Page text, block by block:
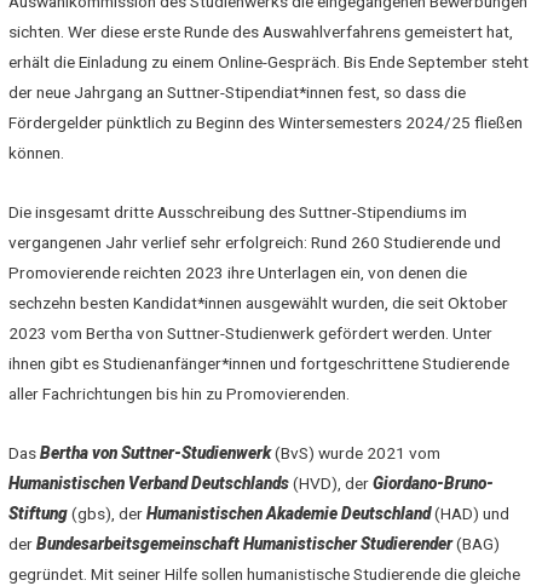
sichten. Wer diese erste Runde des Auswahlverfahrens gemeistert hat,
erhält die Einladung zu einem Online-Gespräch. Bis Ende September steht
der neue Jahrgang an Suttner-Stipendiat*innen fest, so dass die
Fördergelder pünktlich zu Beginn des Wintersemesters 2024/25 fließen
können.
Die insgesamt dritte Ausschreibung des Suttner-Stipendiums im
vergangenen Jahr verlief sehr erfolgreich: Rund 260 Studierende und
Promovierende reichten 2023 ihre Unterlagen ein, von denen die
sechzehn besten Kandidat*innen ausgewählt wurden, die seit Oktober
2023 vom Bertha von Suttner-Studienwerk gefördert werden. Unter
ihnen gibt es Studienanfänger*innen und fortgeschrittene Studierende
aller Fachrichtungen bis hin zu Promovierenden.
DasBertha von Suttner-Studienwerk(BvS) wurde 2021 vom
Humanistischen Verband Deutschlands(HVD), derGiordano-Bruno-
Stiftung(gbs), derHumanistischen Akademie Deutschland(HAD) und
derBundesarbeitsgemeinschaft Humanistischer Studierender(BAG)
gegründet. Mit seiner Hilfe sollen humanistische Studierende die gleiche